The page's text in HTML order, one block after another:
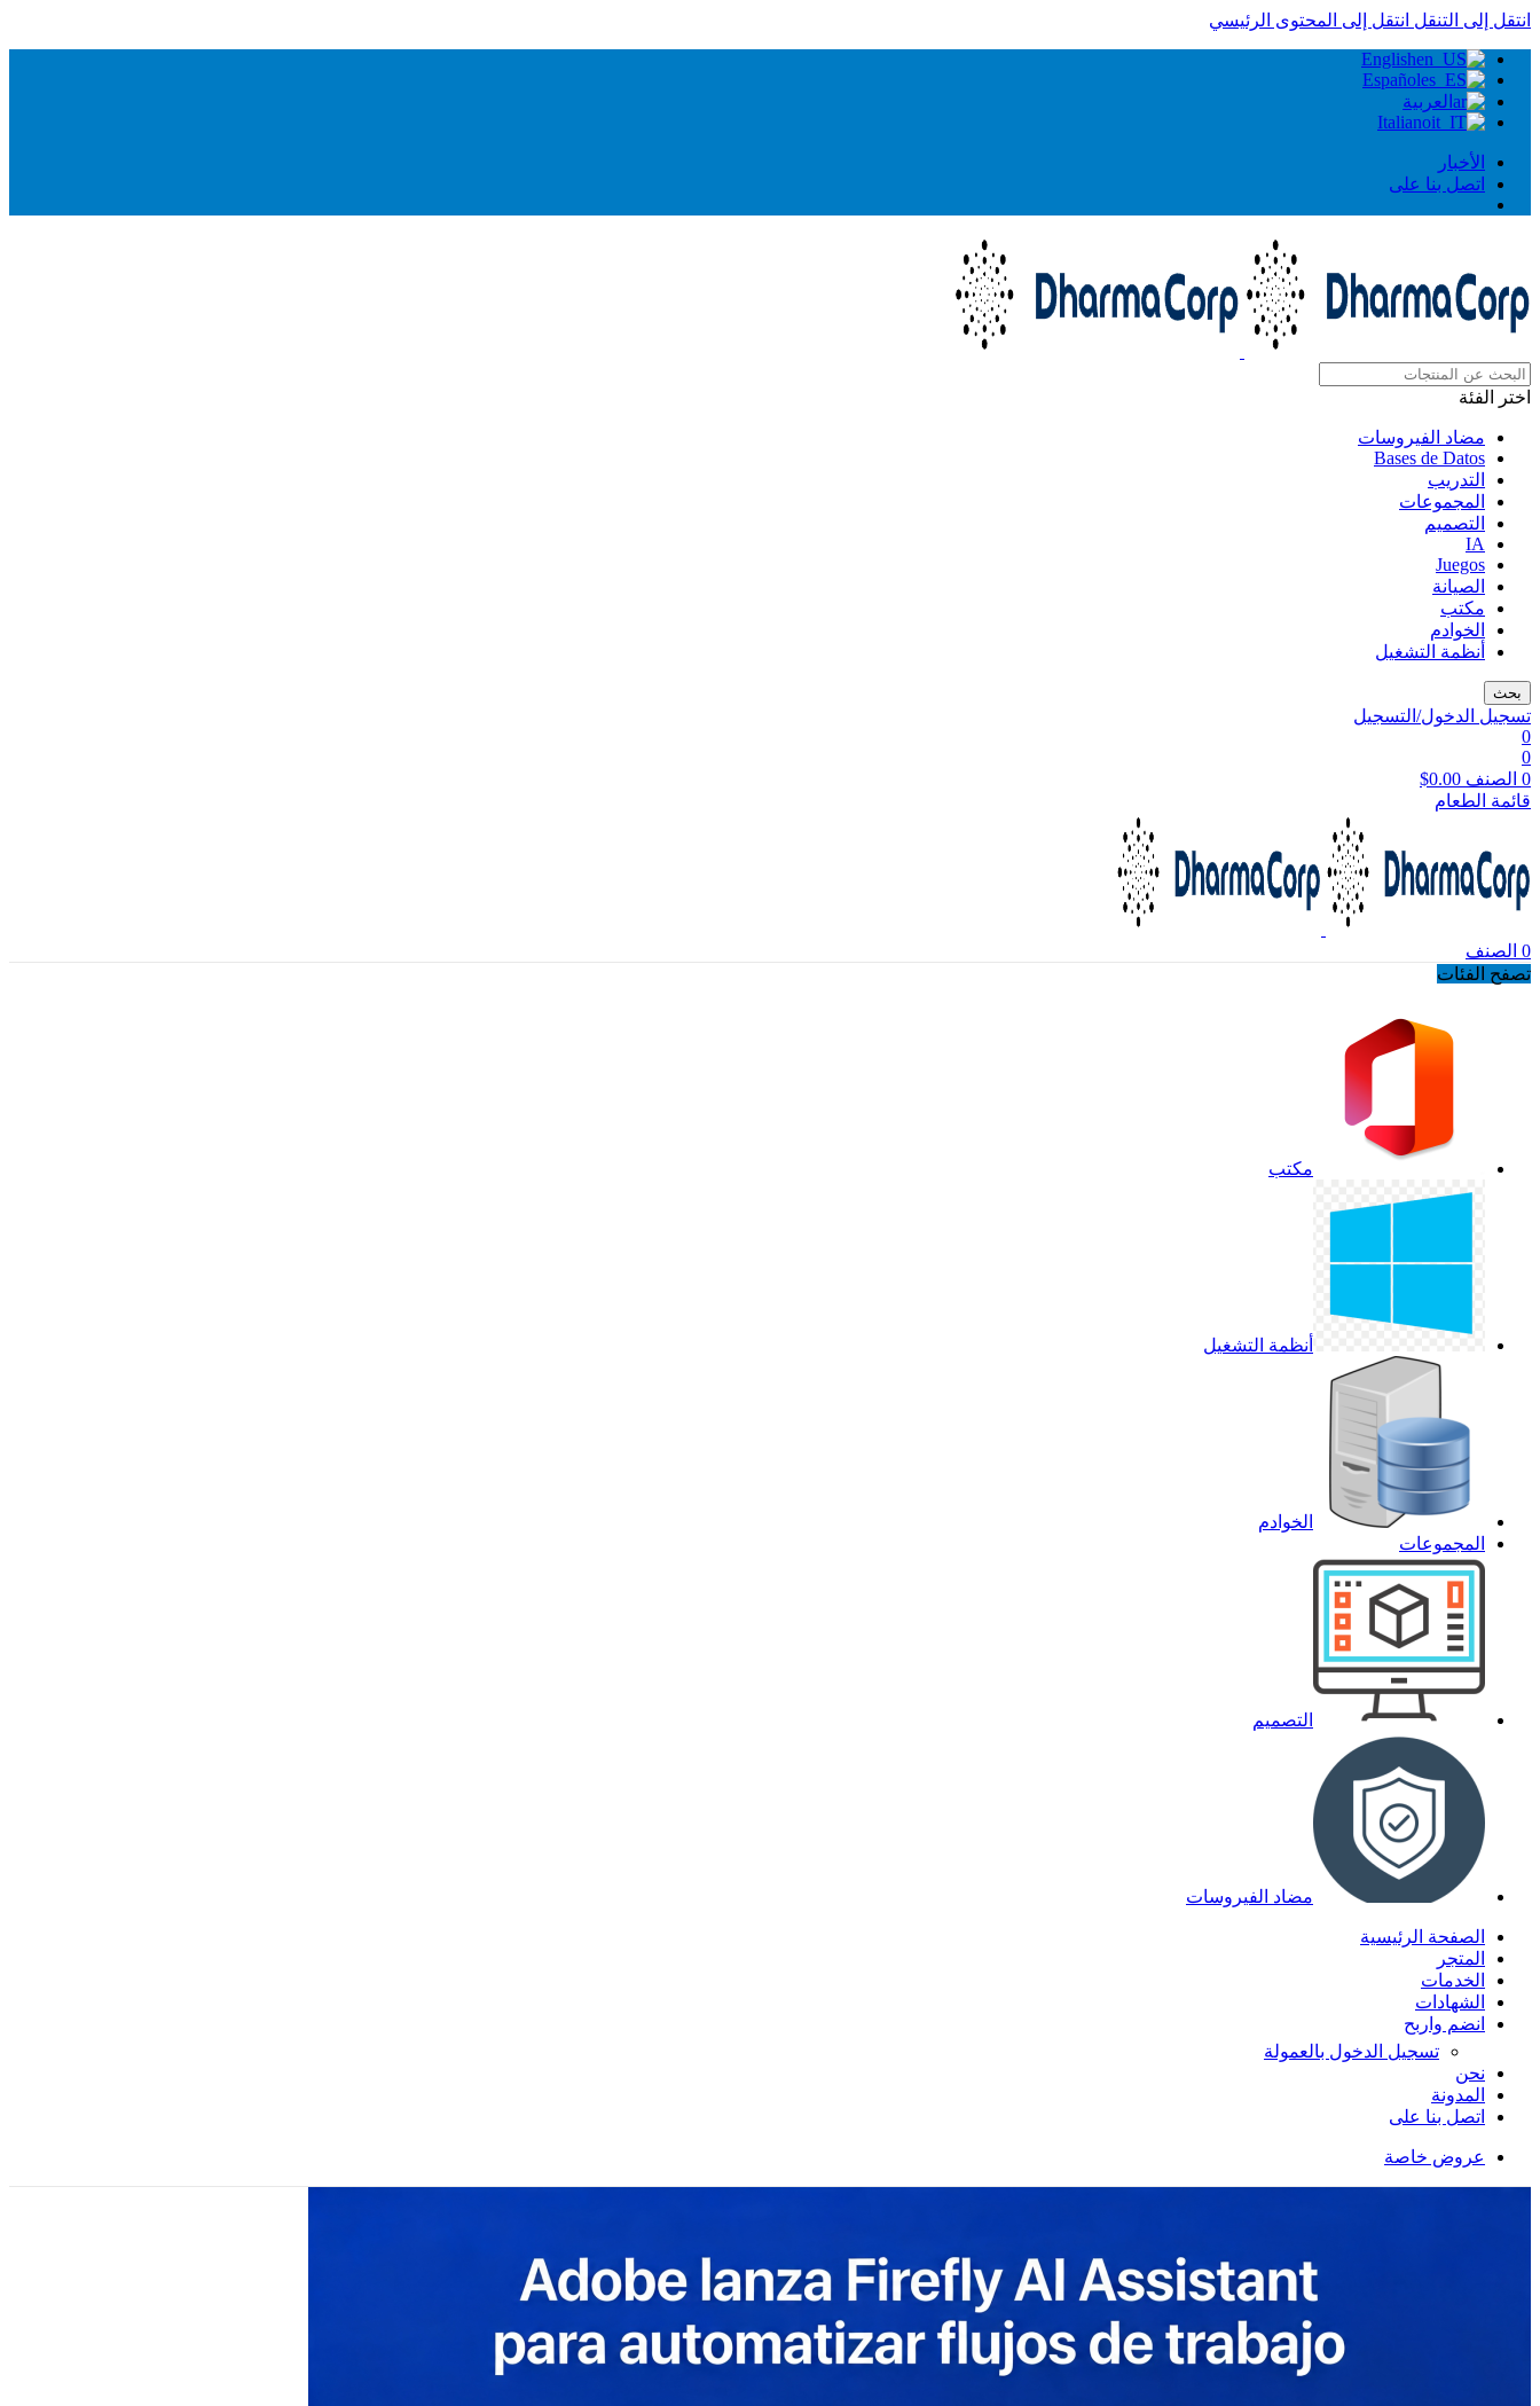
انتقل إلى التنقل انتقل إلى المحتوى الرئيسي
English
Español
العربية
Italiano
الأخبار
اتصل بنا على
اختر الفئة
مضاد الفيروسات
Bases de Datos
التدريب
المجموعات
التصميم
IA
Juegos
الصيانة
مكتب
الخوادم
أنظمة التشغيل
بحث
تسجيل الدخول/التسجيل
0
0
0 الصنف $0.00
قائمة الطعام
0 الصنف
تصفح الفئات
مكتب
أنظمة التشغيل
الخوادم
المجموعات
التصميم
مضاد الفيروسات
الصفحة الرئيسية
المتجر
الخدمات
الشهادات
انضم واربح
تسجيل الدخول بالعمولة
نحن
المدونة
اتصل بنا على
عروض خاصة